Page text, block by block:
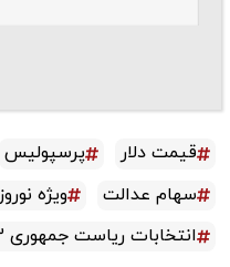
قیمت دلار پرسپولیس
سهام عدالت
ویژه نوروز 1403
انتخابات ریاست جمهوری 1403